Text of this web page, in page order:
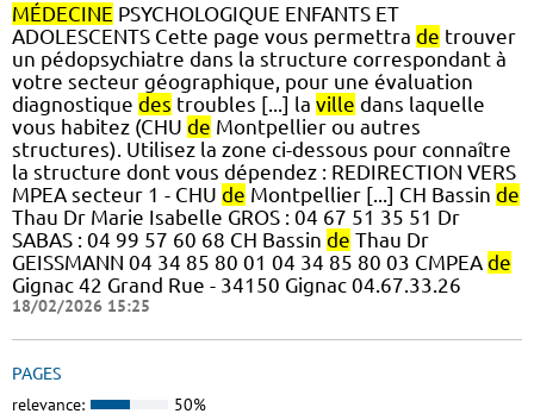
MÉDECINE PSYCHOLOGIQUE ENFANTS ET
ADOLESCENTS Cette page vous permettra de trouver
un pédopsychiatre dans la structure correspondant à
votre secteur géographique, pour une évaluation
diagnostique des troubles [...] la ville dans laquelle
vous habitez (CHU de Montpellier ou autres
structures). Utilisez la zone ci-dessous pour connaître
la structure dont vous dépendez : REDIRECTION VERS
MPEA secteur 1 - CHU de Montpellier [...] CH Bassin de
Thau Dr Marie Isabelle GROS : 04 67 51 35 51 Dr
SABAS : 04 99 57 60 68 CH Bassin de Thau Dr
GEISSMANN 04 34 85 80 01 04 34 85 80 03 CMPEA de
Gignac 42 Grand Rue - 34150 Gignac 04.67.33.26
18/02/2026 15:25
PAGES
relevance: 50%